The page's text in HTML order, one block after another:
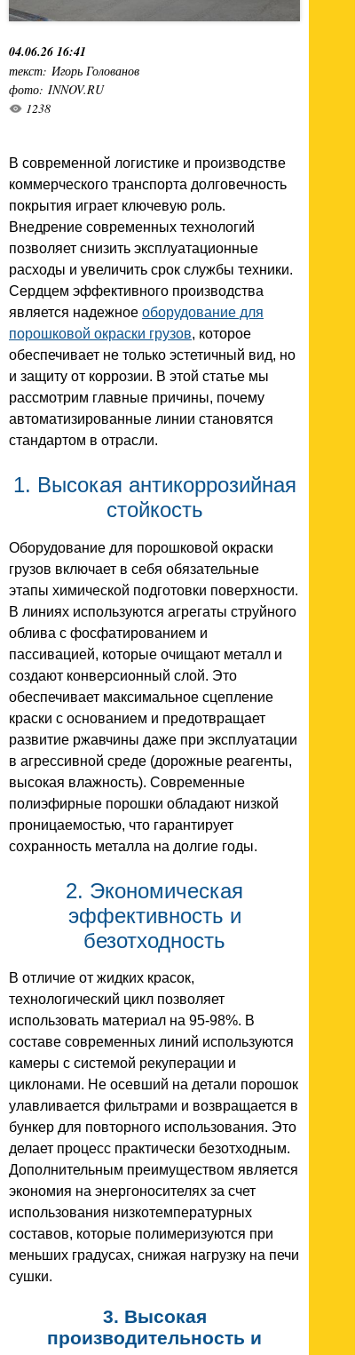
04.06.26 16:41
текст: Игорь Голованов
фото: INNOV.RU
1238
В современной логистике и производстве
коммерческого транспорта долговечность
покрытия играет ключевую роль.
Внедрение современных технологий
позволяет снизить эксплуатационные
расходы и увеличить срок службы техники.
Сердцем эффективного производства
является надежное оборудование для
порошковой окраски грузов, которое
обеспечивает не только эстетичный вид, но
и защиту от коррозии. В этой статье мы
рассмотрим главные причины, почему
автоматизированные линии становятся
стандартом в отрасли.
1. Высокая антикоррозийная
стойкость
Оборудование для порошковой окраски
грузов включает в себя обязательные
этапы химической подготовки поверхности.
В линиях используются агрегаты струйного
облива с фосфатированием и
пассивацией, которые очищают металл и
создают конверсионный слой. Это
обеспечивает максимальное сцепление
краски с основанием и предотвращает
развитие ржавчины даже при эксплуатации
в агрессивной среде (дорожные реагенты,
высокая влажность). Современные
полиэфирные порошки обладают низкой
проницаемостью, что гарантирует
сохранность металла на долгие годы.
2. Экономическая
эффективность и
безотходность
В отличие от жидких красок,
технологический цикл позволяет
использовать материал на 95-98%. В
составе современных линий используются
камеры с системой рекуперации и
циклонами. Не осевший на детали порошок
улавливается фильтрами и возвращается в
бункер для повторного использования. Это
делает процесс практически безотходным.
Дополнительным преимуществом является
экономия на энергоносителях за счет
использования низкотемпературных
составов, которые полимеризуются при
меньших градусах, снижая нагрузку на печи
сушки.
3. Высокая
производительность и